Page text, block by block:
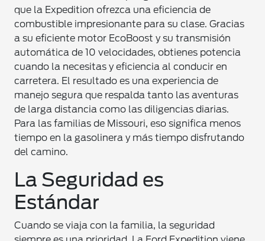
que la Expedition ofrezca una eficiencia de
combustible impresionante para su clase. Gracias
a su eficiente motor EcoBoost y su transmisión
automática de 10 velocidades, obtienes potencia
cuando la necesitas y eficiencia al conducir en
carretera. El resultado es una experiencia de
manejo segura que respalda tanto las aventuras
de larga distancia como las diligencias diarias.
Para las familias de Missouri, eso significa menos
tiempo en la gasolinera y más tiempo disfrutando
del camino.
La Seguridad es
Estándar
Cuando se viaja con la familia, la seguridad